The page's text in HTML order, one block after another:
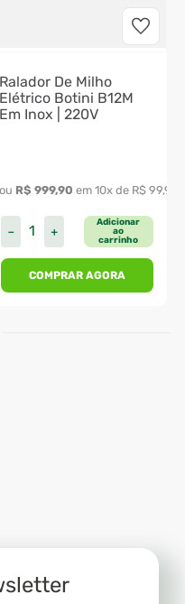
Ralador De Milho
Elétrico Botini B12M
Em Inox | 220V
ou R$ 999,90 em 10x de R$ 99,99
＋
－
Adicionar
ao
carrinho
COMPRAR AGORA